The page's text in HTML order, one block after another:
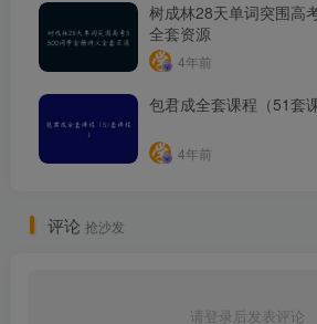
树成林28天单词突围高
全套资源
4年前
包君成全套课程（51套课
4年前
评论 抢沙发
请登录后发表评论